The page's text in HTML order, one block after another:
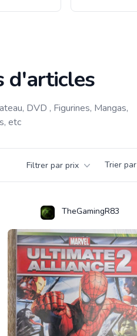
d'articles
DVD , Figurines, Mangas,
etc
Filtrer par prix Trier par
TheGamingR83